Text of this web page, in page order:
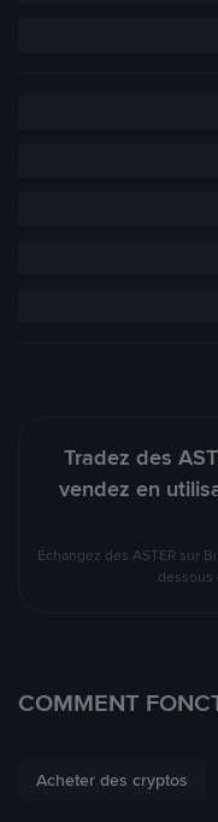
Tradez des
vendez en
Échangez des ASTER sur
dessous
COMMENT
Acheter des cryptos